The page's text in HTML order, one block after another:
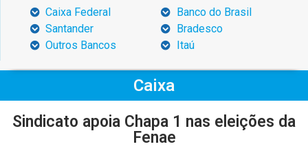
Caixa Federal
Santander
Outros Bancos
Banco do Brasil
Bradesco
Itaú
Caixa
Sindicato apoia Chapa 1 nas eleições da
Fenae